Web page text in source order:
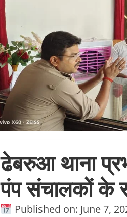
ढेबरुआ थाना
पंप संचालकों के
Published on: June 7,